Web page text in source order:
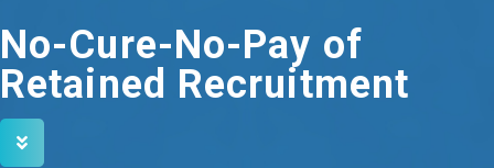
No-Cure-No-Pay of
Retained Recruitment